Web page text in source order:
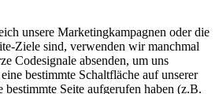
unsere Marketingkampagnen oder die
Ziele sind, verwenden wir manchmal
Codesignale absenden, um uns
bestimmte Schaltfläche auf unserer
Seite aufgerufen haben (z.B.